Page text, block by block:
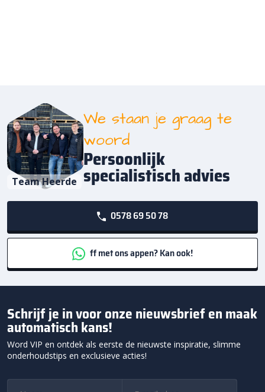
Team Heerde
We staan je graag te
woord
Persoonlijk
specialistisch advies
0578 69 50 78
ff met ons appen? Kan ook!
Schrijf je in voor onze nieuwsbrief en maak
automatisch kans!
Word VIP en ontdek als eerste de nieuwste inspiratie, slimme
onderhoudstips en exclusieve acties!